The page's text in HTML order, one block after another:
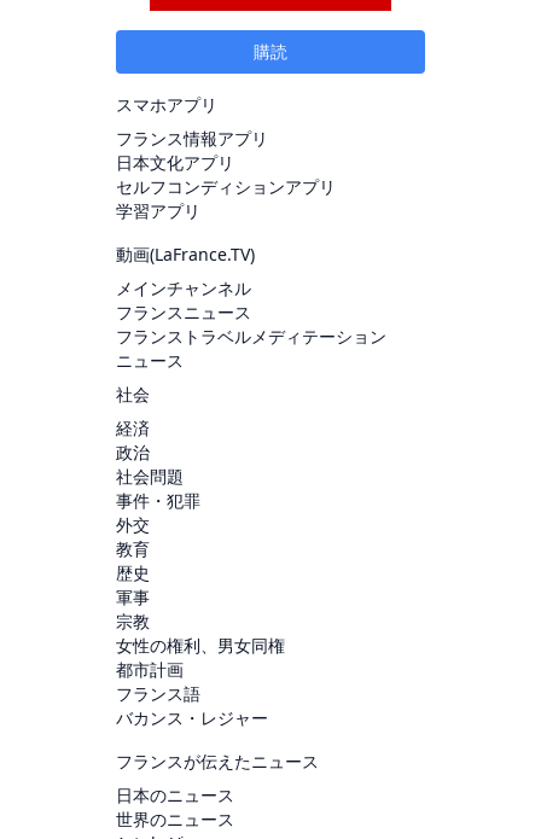
購読
スマホアプリ
フランス情報アプリ
日本文化アプリ
セルフコンディションアプリ
学習アプリ
動画(LaFrance.TV)
メインチャンネル
フランスニュース
フランストラベルメディテーション
ニュース
社会
経済
政治
社会問題
事件・犯罪
外交
教育
歴史
軍事
宗教
女性の権利、男女同権
都市計画
フランス語
バカンス・レジャー
フランスが伝えたニュース
日本のニュース
世界のニュース